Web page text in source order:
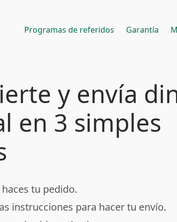
Programas de referidos Garantía
y envía
en 3 simples
haces tu pedido.
instrucciones para hacer tu envío.